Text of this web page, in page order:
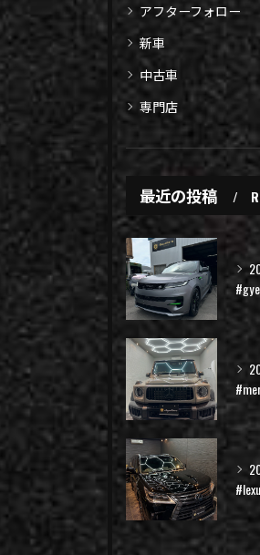
アフターフォロー
新車
中古車
専門店
最近の投稿